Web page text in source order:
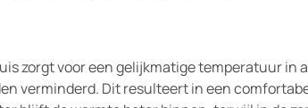
zorgt voor een gelijkmatige temperatuur in
verminderd. Dit resulteert in een